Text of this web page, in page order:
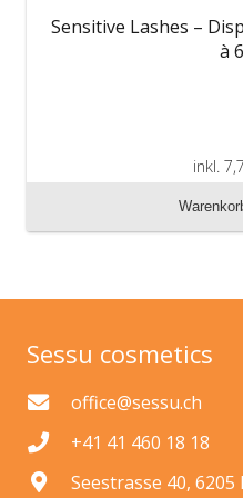
Sensitive Lashes –
à
inkl.
zzgl.
Sessu cosmetics
office@sessu.ch
+41 41 460 18 18
Seestrasse 40, 6205